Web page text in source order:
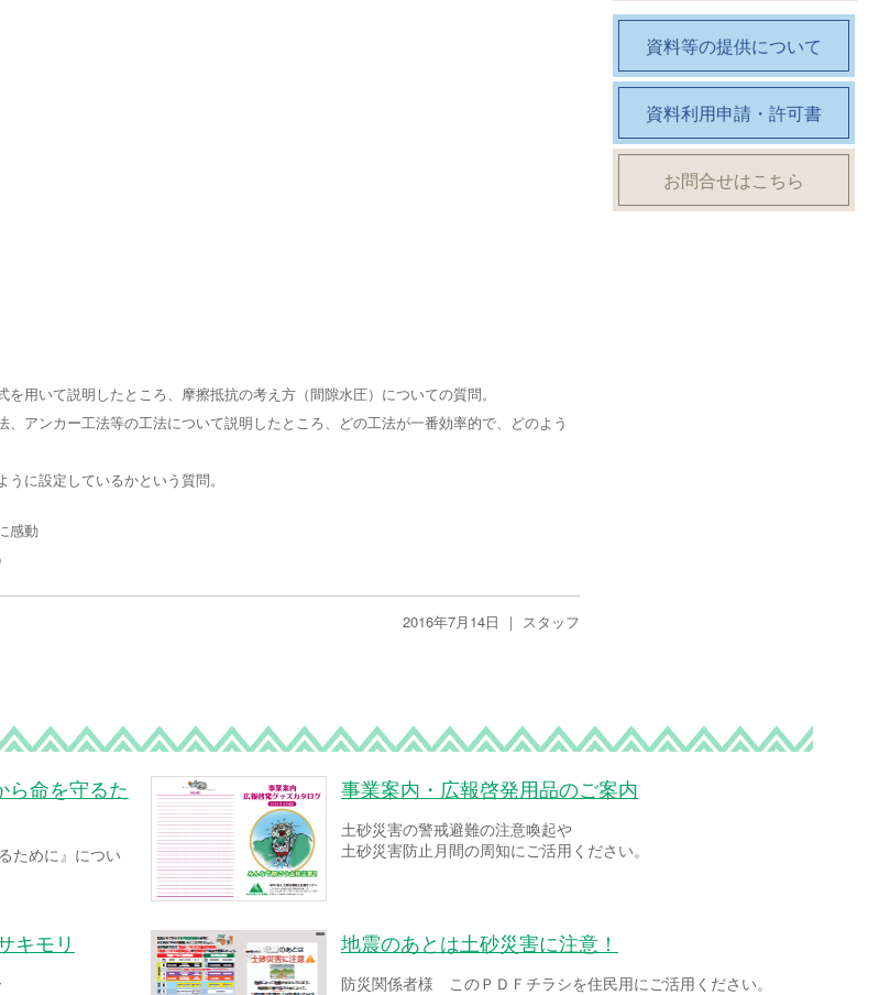
用いて説明したところ、摩擦抵抗の考え方（間隙水圧）についての質問。
アンカー工法等の工法について説明したところ、どの工法が一番効率的で、どのよう
に設定しているかという質問。
感動
2016年7月14日 ｜ スタッフ
資料等の提供について
資料利用申請・許可書
お問合せはこちら
ら命を守るた
ために』につい
事業案内・広報啓発用品のご案内
土砂災害の警戒避難の注意喚起や
土砂災害防止月間の周知にご活用ください。
キモリ 地震のあとは土砂災害に注意！
防災関係者様 このＰＤＦチラシを住民用にご活用ください。